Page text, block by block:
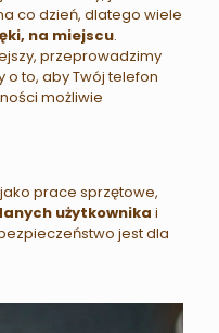
co dzień, dlatego wiele
na miejscu.
przeprowadzimy
o to, aby Twój telefon
możliwie
prace sprzętowe,
użytkownika i
jest dla